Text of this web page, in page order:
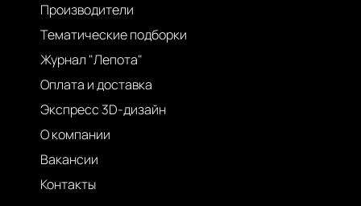
Производители
Тематические подборки
Журнал "Лепота"
Оплата и доставка
Экспресс 3D-дизайн
О компании
Вакансии
Контакты